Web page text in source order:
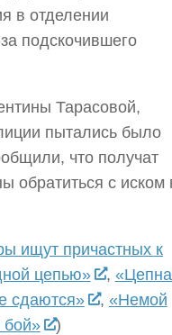
в отделении
подскочившего
Тарасовой,
пытались было
что получат
обратиться с иском
ищут причастных к
цепью» ,
сдаются» , «Немой
)